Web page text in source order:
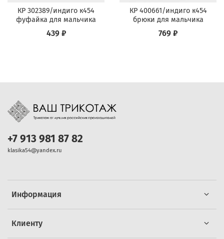
КР 302389/индиго к454
фуфайка для мальчика
439 ₽
КР 400661/индиго к454
брюки для мальчика
769 ₽
Информация
Клиенту
+7 913 981 87 82
klasika54@yandex.ru